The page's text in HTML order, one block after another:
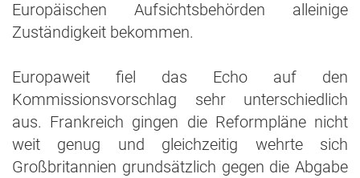
Europäischen Aufsichtsbehörden alleinige
Zuständigkeit bekommen.
Europaweit fiel das Echo auf den
Kommissionsvorschlag sehr unterschiedlich
aus. Frankreich gingen die Reformpläne nicht
weit genug und gleichzeitig wehrte sich
Großbritannien grundsätzlich gegen die Abgabe